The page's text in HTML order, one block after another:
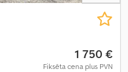
1 750 €
Fiksēta cena plus PVN